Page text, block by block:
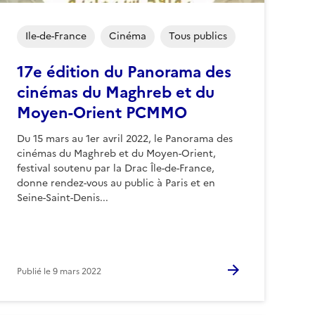
17e édition du Panorama des
cinémas du Maghreb et du
Moyen-Orient PCMMO
Du 15 mars au 1er avril 2022, le Panorama des
cinémas du Maghreb et du Moyen-Orient,
festival soutenu par la Drac Île-de-France,
donne rendez-vous au public à Paris et en
Seine-Saint-Denis...
Ile-de-France Cinéma Tous publics
Publié le9 mars 2022